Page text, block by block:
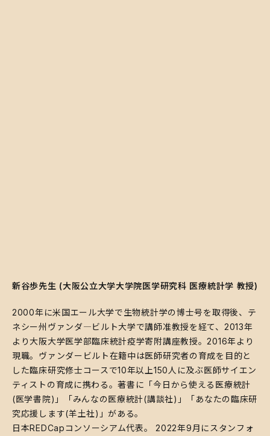
新谷歩先生 (大阪公立大学大学院医学研究科 医療統計学 教授)
​2000年に米国エール大学で生物統計学の博士号を取得後、テ
ネシー州ヴァンダ―ビルト大学で講師准教授を経て、2013年
より大阪大学医学部臨床統計疫学寄附講座教授。2016年より
現職。ヴァンダービルト在籍中は医師研究者の育成を目的と
した臨床研究修士コースで10年以上150人に及ぶ医師サイエン
ティストの育成に携わる。著書に「今日から使える医療統計
(医学書院)」「みんなの医療統計(講談社)」「あなたの臨床研
究応援します(羊土社)」がある。
日本REDCapコンソーシアム代表。 2022年9月にスタンフォ